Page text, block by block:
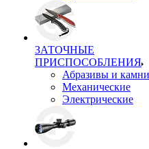
ЗАТОЧНЫЕ
ПРИСПОСОБЛЕНИЯ
Абразивы и камни
Механические
Электрические